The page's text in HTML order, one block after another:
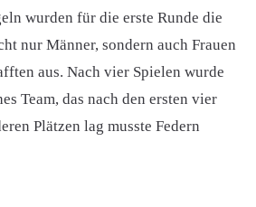
wurden für die erste Runde die
nur Männer, sondern auch Frauen
aus. Nach vier Spielen wurde
Team, das nach den ersten vier
Plätzen lag musste Federn